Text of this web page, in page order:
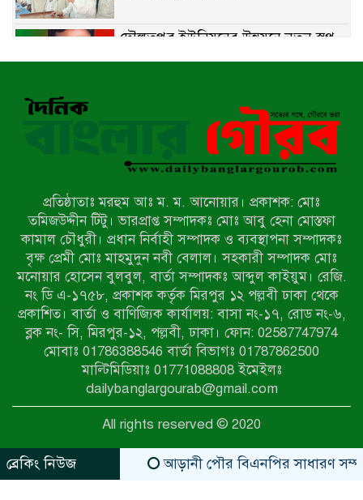
দৌলতপুর ইউনিয়নের উন্নয়নে নতুন স্বপ্ন
বাকেরগঞ্জে নিষিদ্ধ জালের বিরুদ্ধে
অভিযান, দুই ব্যবসায়ীকে ১ লাখ টাকা
রাজশাহীর মহানগরীতে মাদক বিরোধী
আদমদীঘিতে শুমারি স্বেচ্ছাসেবী নিয়োগে
যোগ্যতার ভিত্তিতে তালিকা প্রকাশ;
নির্বাচিতদের আ.লীগ ট্যাগে প্রচারণা
সংবাদ প্রকাশের জেরে সাংবাদিককে দেখে
নেওয়ার হুমকি দিলেন দোড়া মাদরাসার
পরিচয় দেওয়া সভাপতি
উখিয়ায় বিজিবির অভিযানে ৪০ হাজার
ইয়াবাসহ যুবক আটক
পোরশায় ৭ মাসে ১৯ জনের অপমৃত্যু,
শীর্ষে আত্মহত্যা
প্রতিষ্ঠাতাঃ মরহুম আঃ ম. ম. আনোয়ার। প্রকাশক: মোঃ
তমিজউদ্দীন টিটু। ভারপ্রাপ্ত সম্পাদকঃ মোঃ আবু হেনা মোস্তফা
কামাল চৌধুরী। প্রধান নির্বাহী সম্পাদক ও ব্যবস্থাপনা সম্পাদকঃ
বৃক্ষ প্রেমী মোঃ মাহমুদুন নবী বেলাল। সহকারী সম্পাদক মোঃ
মনোয়ার হোসেন বুলবুল, বার্তা সম্পাদকঃ আব্দুল কাইয়ুম। রেজি.
নং ডি এ-১৭৫৮, প্রকাশক কর্তৃক মিরপুর ১২ পল্লবী ঢাকা থেকে
প্রকাশিত। বার্তা ও বাণিজ্যিক কার্যালয়: বাসা নং-১৭, রোড নং-৬,
ব্লক নং- সি, মিরপুর-১২, পল্লবী, ঢাকা। ফোন: 02587747974
মোবাঃ 01786388546 বার্তা বিভাগঃ 01787862500
মাল্টিমিডিয়াঃ 01771088808 ইমেইলঃ
dailybanglargourab@gmail.com
All rights reserved © 2020
ব্রেকিং নিউজ
আড়ানী পৌর বিএনপির সাধারণ সম্পাদক